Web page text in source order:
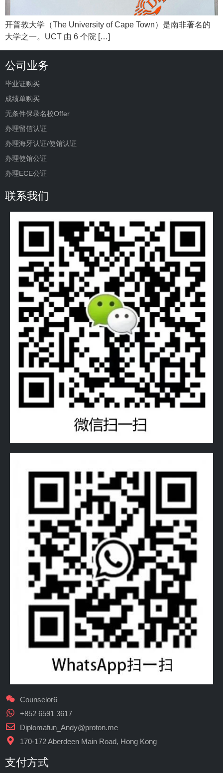
开普敦大学（The University of Cape Town）是南非著名的
大学之一。UCT 由 6 个院 […]
公司业务
毕业证购买
成绩单购买
无条件保录名校Offer
办理留信认证
办理海牙认证/使馆认证
办理使馆公证
办理ECE公证
联系我们
Counselor6
+852 6591 3617
Diplomafun_Andy@proton.me
170-172 Aberdeen Main Road, Hong Kong
支付方式